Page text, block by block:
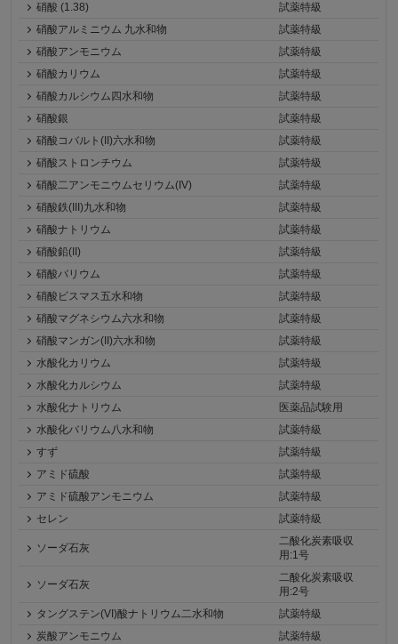
硝酸 (1.38)
試薬特級
硝酸アルミニウム 九水和物
試薬特級
硝酸アンモニウム
試薬特級
硝酸カリウム
試薬特級
硝酸カルシウム四水和物
試薬特級
硝酸銀
試薬特級
硝酸コバルト(II)六水和物
試薬特級
硝酸ストロンチウム
試薬特級
硝酸二アンモニウムセリウム(IV)
試薬特級
硝酸鉄(III)九水和物
試薬特級
硝酸ナトリウム
試薬特級
硝酸鉛(II)
試薬特級
硝酸バリウム
試薬特級
硝酸ビスマス五水和物
試薬特級
硝酸マグネシウム六水和物
試薬特級
硝酸マンガン(II)六水和物
試薬特級
水酸化カリウム
試薬特級
水酸化カルシウム
試薬特級
水酸化ナトリウム
医薬品試験用
水酸化バリウム八水和物
試薬特級
すず
試薬特級
アミド硫酸
試薬特級
アミド硫酸アンモニウム
試薬特級
セレン
試薬特級
ソーダ石灰
二酸化炭素吸収
用:1号
ソーダ石灰
二酸化炭素吸収
用:2号
タングステン(VI)酸ナトリウム二水和物
試薬特級
炭酸アンモニウム
試薬特級